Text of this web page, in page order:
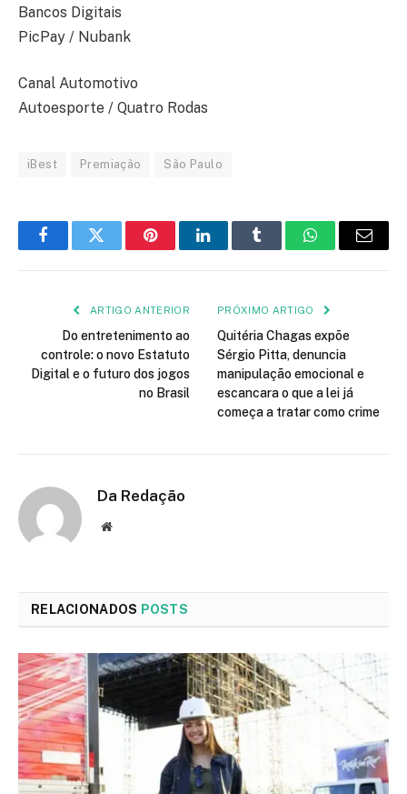
Bancos Digitais
PicPay / Nubank
Canal Automotivo
Autoesporte / Quatro Rodas
iBest Premiação São Paulo
FacebookTwitter PinterestLinkedInTumblr WhatsApp
E-
ARTIGO ANTERIOR
Do entretenimento ao
controle: o novo Estatuto
Digital e o futuro dos jogos
no Brasil
PRÓXIMO ARTIGO
Quitéria Chagas expõe
Sérgio Pitta, denuncia
manipulação emocional e
escancara o que a lei já
começa a tratar como crime
Da Redação
Site
RELACIONADOS POSTS